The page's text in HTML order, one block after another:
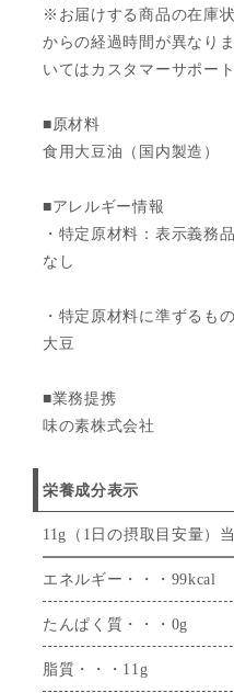
※お届けする商品の在庫
からの経過時間が異なり
いてはカスタマーサポー
■原材料
食用大豆油（国内製造）
■アレルギー情報
・特定原材料：表示義務品
なし
・特定原材料に準ずるも
大豆
■業務提携
味の素株式会社
栄養成分表示
11g（1日の摂取目安量）
エネルギー・・・99kcal
たんぱく質・・・0g
脂質・・・11g